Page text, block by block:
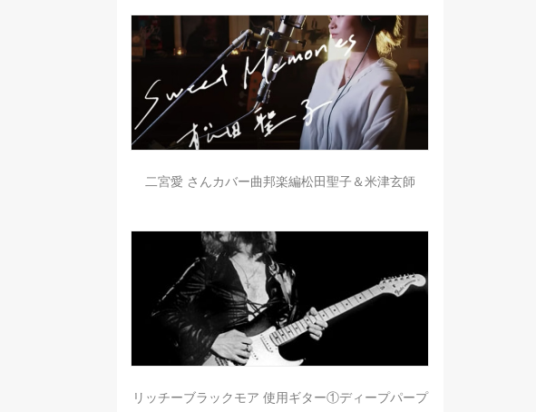
二宮愛 さんカバー曲邦楽編松田聖子＆米津玄師
リッチーブラックモア 使用ギター①ディープパープ